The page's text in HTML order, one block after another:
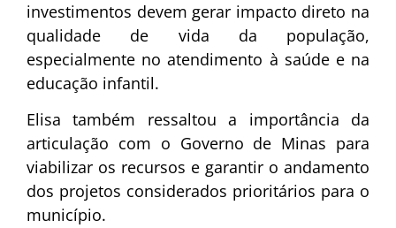
investimentos devem gerar impacto direto na
qualidade de vida da população,
especialmente no atendimento à saúde e na
educação infantil.
Elisa também ressaltou a importância da
articulação com o Governo de Minas para
viabilizar os recursos e garantir o andamento
dos projetos considerados prioritários para o
município.